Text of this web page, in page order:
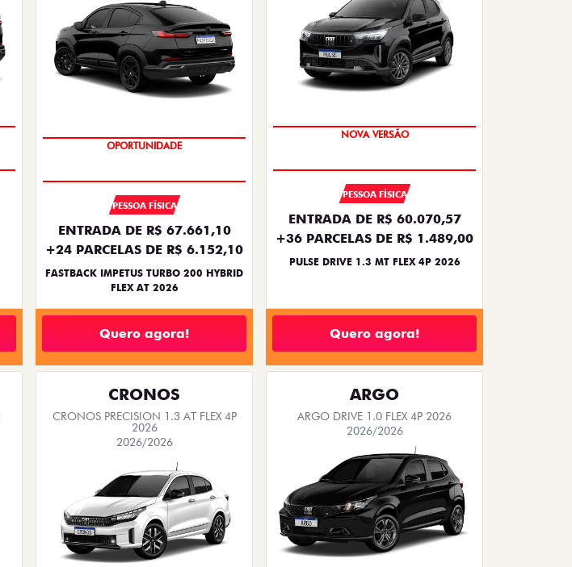
OPORTUNIDADE
PESSOA FÍSICA
ENTRADA DE R$ 67.661,10
+24 PARCELAS DE R$ 6.152,10
FASTBACK IMPETUS TURBO 200 HYBRID
FLEX AT 2026
Quero agora!
NOVA VERSÃO
PESSOA FÍSICA
ENTRADA DE R$ 60.070,57
+36 PARCELAS DE R$ 1.489,00
PULSE DRIVE 1.3 MT FLEX 4P 2026
Quero agora!
CRONOS
CRONOS PRECISION 1.3 AT FLEX 4P
2026
2026/2026
ARGO
ARGO DRIVE 1.0 FLEX 4P 2026
2026/2026